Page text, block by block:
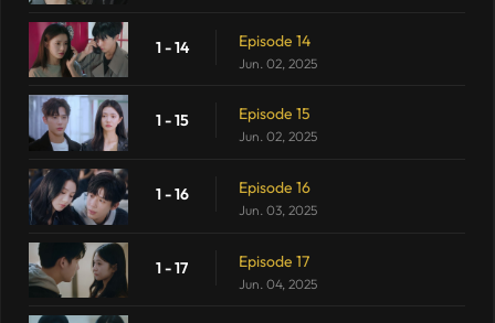
1 - 14 Episode 14
Jun. 02, 2025
1 - 15 Episode 15
Jun. 02, 2025
1 - 16 Episode 16
Jun. 03, 2025
1 - 17 Episode 17
Jun. 04, 2025